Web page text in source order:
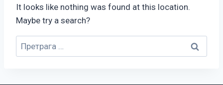
It looks like nothing was found at this location.
Maybe try a search?